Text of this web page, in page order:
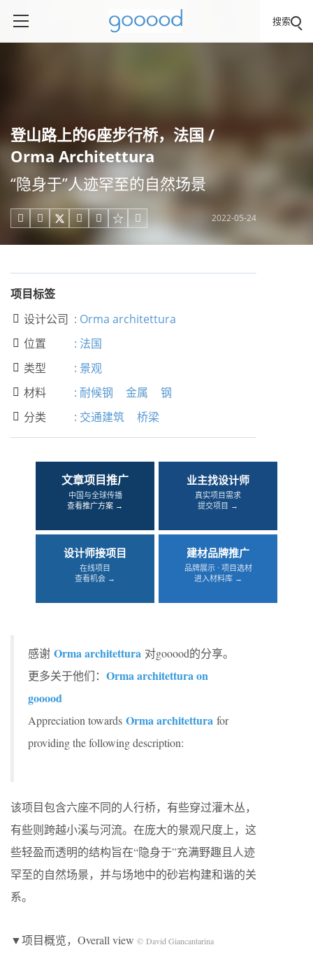
搜索
登山路上的6座步行桥，法国 /
Orma Architettura
“隐身于”人迹罕至的自然场景
     2022-05-24
项目标签
 设计公司 : Orma architettura
 位置 : 法国
 类型 : 景观
 材料 : 耐候钢 金属 钢
 分类 : 交通建筑 桥梁
文章项目推广
中国与全球传播
查看推广方案 →
业主找设计师
真实项目需求
提交项目 →
设计师接项目
在线项目
查看机会 →
建材品牌推广
品牌展示 · 项目选材
进入材料库 →
感谢 Orma architettura 对gooood的分享。
更多关于他们： Orma architettura on
gooood
Appreciation towards Orma architettura for
providing the following description:
该项目包含六座不同的人行桥，有些穿过灌木丛，
有些则跨越小溪与河流。在庞大的景观尺度上，这
些轻盈而透明的结构旨在“隐身于”充满野趣且人迹
罕至的自然场景，并与场地中的砂岩构建和谐的关
系。
▼项目概览，Overall view © David Giancantarina